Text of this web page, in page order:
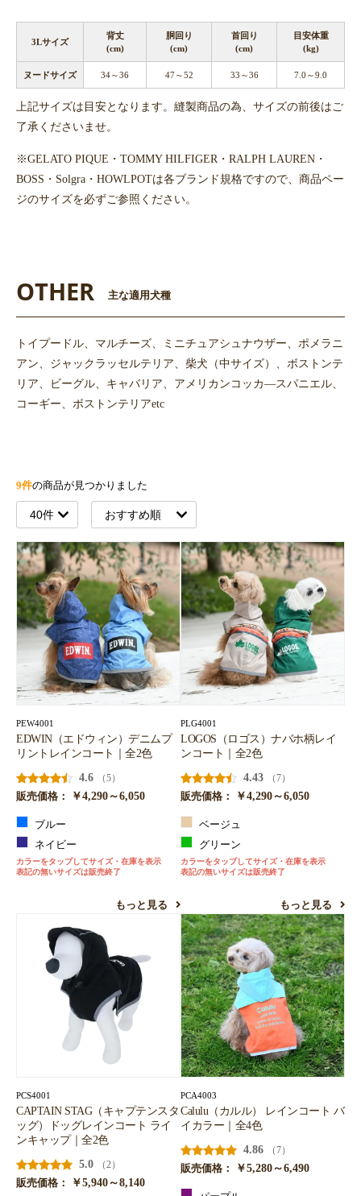
3Lサイズ
背丈
(cm)
胴回り
(cm)
首回り
(cm)
目安体重
(kg)
ヌードサイズ 34～36 47～52 33～36 7.0～9.0
上記サイズは目安となります。縫製商品の為、サイズの前後はご
了承くださいませ。
※GELATO PIQUE・TOMMY HILFIGER・RALPH LAUREN・
BOSS・Solgra・HOWLPOTは各ブランド規格ですので、商品ペー
ジのサイズを必ずご参照ください。
OTHER 主な適用犬種
トイプードル、マルチーズ、ミニチュアシュナウザー、ポメラニ
アン、ジャックラッセルテリア、柴犬（中サイズ）、ボストンテ
リア、ビーグル、キャバリア、アメリカンコッカ―スパニエル、
コーギー、ボストンテリアetc
9件の商品が見つかりました
PEW4001
EDWIN（エドウィン）デニムプ
リントレインコート｜全2色
4.6
（5）
販売価格：
￥4,290～6,050
ブルー
ネイビー
カラーをタップしてサイズ・在庫を表示
表記の無いサイズは販売終了
もっと見る
PLG4001
LOGOS（ロゴス）ナバホ柄レイ
ンコート｜全2色
4.43
（7）
販売価格：
￥4,290～6,050
ベージュ
グリーン
カラーをタップしてサイズ・在庫を表示
表記の無いサイズは販売終了
もっと見る
PCS4001
CAPTAIN STAG（キャプテンスタ
ッグ）ドッグレインコート ライ
ンキャップ｜全2色
5.0
（2）
販売価格：
￥5,940～8,140
PCA4003
Calulu（カルル） レインコート バ
イカラー｜全4色
4.86
（7）
販売価格：
￥5,280～6,490